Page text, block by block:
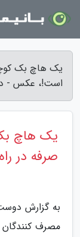
یک هاچ بک
است!، عکس -
یک هاچ
صرفه در
به گزارش
مصرف